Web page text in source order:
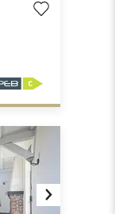
Next